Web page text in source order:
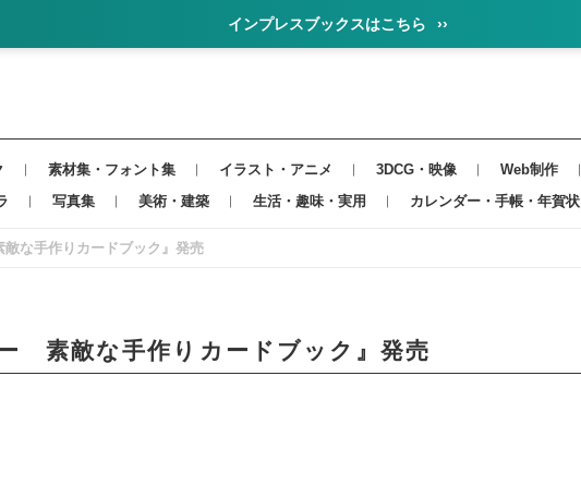
インプレスブックスはこちら ››
素材集・フォント集 イラスト・アニメ 3DCG・映像 Web制作
写真集 美術・建築 生活・趣味・実用 カレンダー・手帳・年賀状
な手作りカードブック』発売
素敵な手作りカードブック』発売